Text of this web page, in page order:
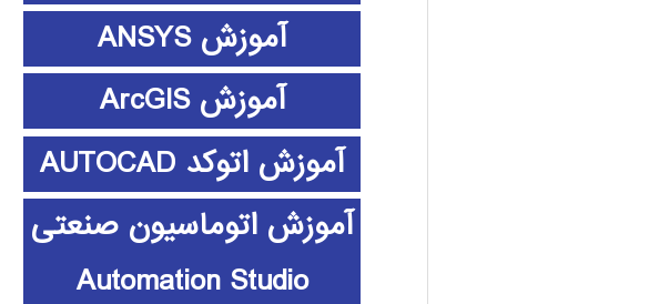
آموزش ANSYS
آموزش ArcGIS
آموزش اتوکد AUTOCAD
آموزش اتوماسیون صنعتی
Automation Studio